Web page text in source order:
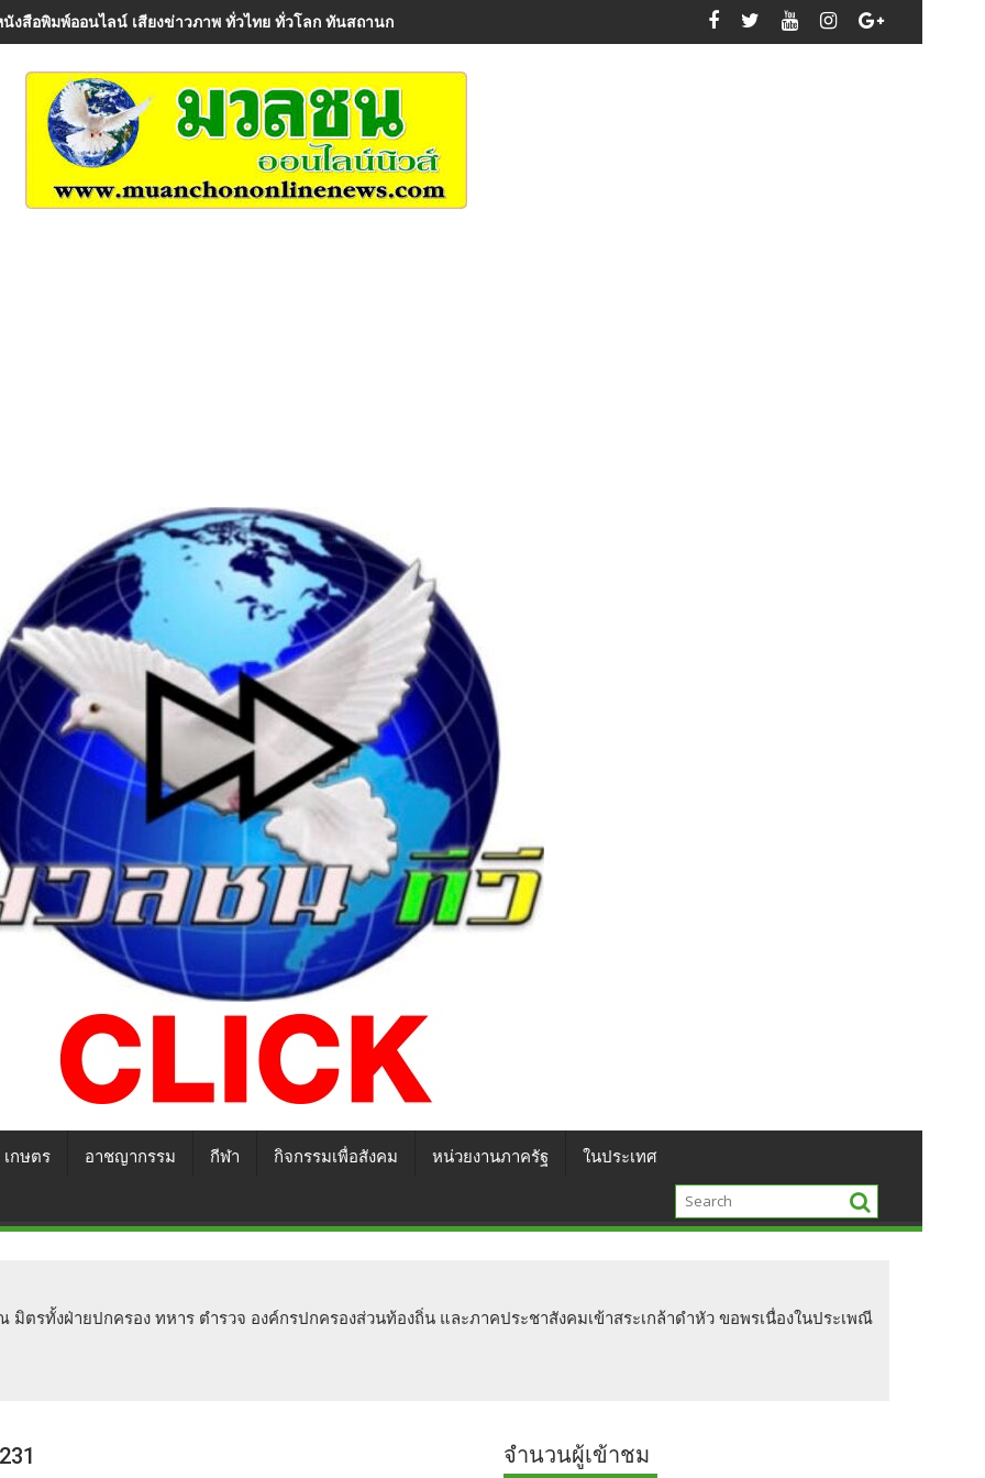
งสือพิมพ์ออนไลน์ เสียงข่าวภาพ ทั่วไทย ทั่วโลก ทันสถานการณ์
เกษตร อาชญากรรม กีฬา กิจกรรมเพื่อสังคม หน่วยงานภาครัฐ ในประเทศ
ตรทั้งฝ่ายปกครอง ทหาร ตำรวจ องค์กรปกครองส่วนท้องถิ่น และภาคประชาสังคมเข้าสระเกล้าดำหัว ขอพรเนื่องในประเพณี
จำนวนผู้เข้าชม